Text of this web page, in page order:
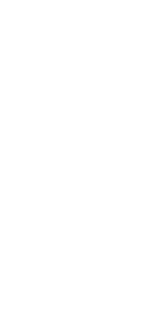
三多商圈站（3號出口）隔離，